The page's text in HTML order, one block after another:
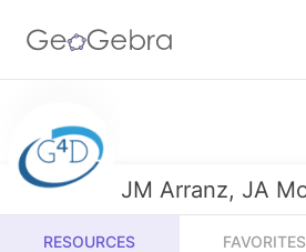
Number Sense
Algebra
RESOURCES FAVORITES